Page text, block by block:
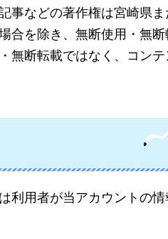
事などの著作権は宮崎県ま
合を除き、無断使用・無断
無断転載ではなく、コン
利用者が当アカウントの情